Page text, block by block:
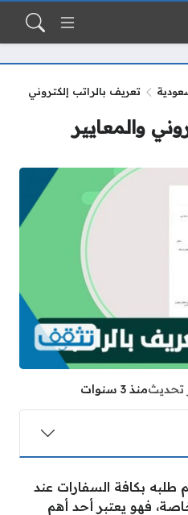
تعريف بالراتب إلكتروني
والمعايير
تحديثمنذ 3 سنوات
طلبه بكافة السفارات عند
فهو يعتبر أحد أهم